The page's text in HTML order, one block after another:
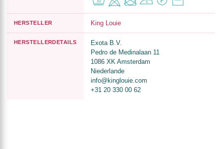
HERSTELLER King Louie
HERSTELLERDETAILS
Exota B.V.
Pedro de Medinalaan 11
1086 XK Amsterdam
Niederlande
info@kinglouie.com
+31 20 330 00 62